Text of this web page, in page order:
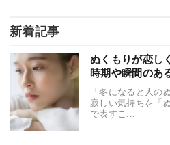
新着記事
ぬくもりが恋し
時期や瞬間のあ
「冬になると人の
寂しい気持ちを「
で表すこ...